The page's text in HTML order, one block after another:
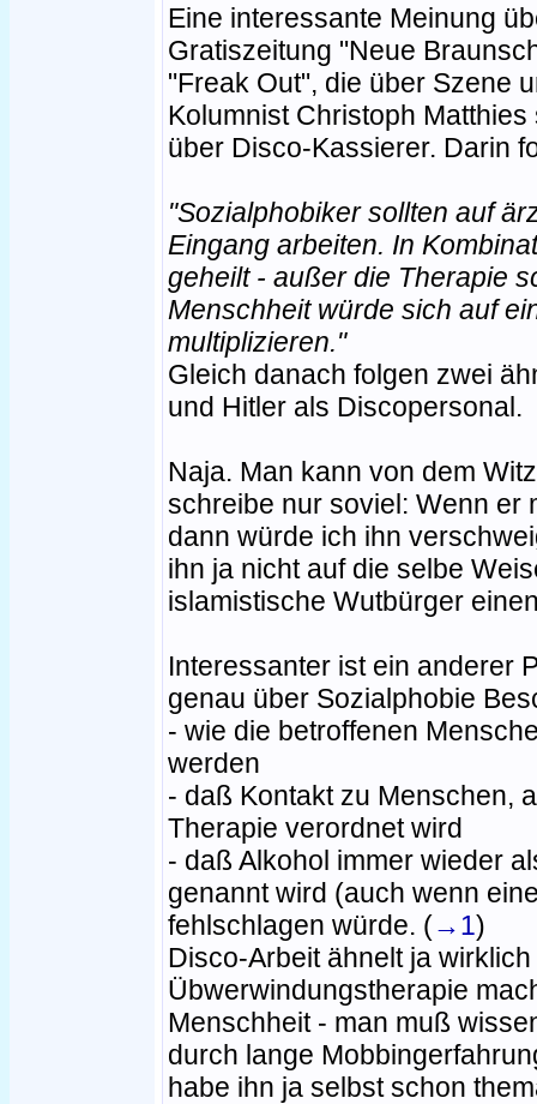
Eine interessante Meinung
Gratiszeitung "Neue
"Freak Out", die über Szene
Kolumnist Christoph
über Disco-Kassierer. Darin
"Sozialphobiker sollten auf
Eingang arbeiten. In
geheilt - außer die Therapie
Menschheit würde sich auf
multiplizieren."
Gleich danach folgen zwei
und Hitler als Discopersonal.
Naja. Man kann von dem
schreibe nur soviel: Wenn er
dann würde ich ihn
ihn ja nicht auf die selbe
islamistische Wutbürger
Interessanter ist ein anderer
genau über Sozialphobie
- wie die betroffenen
werden
- daß Kontakt zu Menschen,
Therapie verordnet wird
- daß Alkohol immer wieder
genannt wird (auch wenn
fehlschlagen würde. (→1)
Disco-Arbeit ähnelt ja
Übwerwindungstherapie
Menschheit - man muß
durch lange
habe ihn ja selbst schon